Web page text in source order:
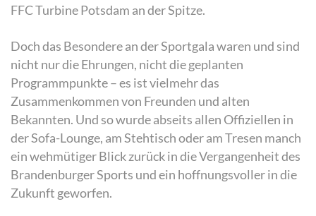
FFC Turbine Potsdam an der Spitze.
Doch das Besondere an der Sportgala waren und sind
nicht nur die Ehrungen, nicht die geplanten
Programmpunkte – es ist vielmehr das
Zusammenkommen von Freunden und alten
Bekannten. Und so wurde abseits allen Offiziellen in
der Sofa-Lounge, am Stehtisch oder am Tresen manch
ein wehmütiger Blick zurück in die Vergangenheit des
Brandenburger Sports und ein hoffnungsvoller in die
Zukunft geworfen.